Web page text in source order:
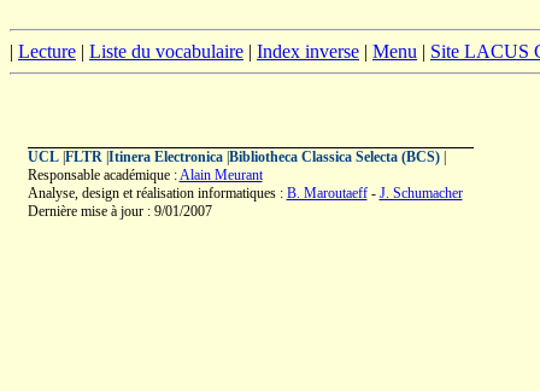
| Lecture | Liste du vocabulaire | Index inverse | Menu | Site LACUS
UCL| FLTR| Itinera Electronica| Bibliotheca Classica Selecta (BCS)|
Responsable académique :Alain Meurant
Analyse, design et réalisation informatiques : B. Maroutaeff- J. Schumacher
Dernière mise à jour : 9/01/2007